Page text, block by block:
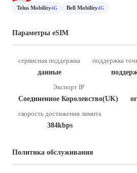
Telus Mobility4G Bell Mobility4G
Параметры eSIM
сервисная поддержка
данные
поддержка
Экспорт IP
Соединенное Королевство(UK)
скорость достижения лимита
384kbps
Политика обслуживания